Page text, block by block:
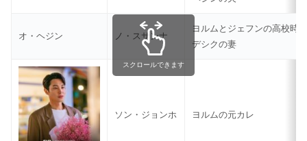
オ・ヘジン ノ・スサンナ
ヨルムとジェフンの高校時
デシクの妻
ソン・ジョンホ ヨルムの元カレ
スクロールできます